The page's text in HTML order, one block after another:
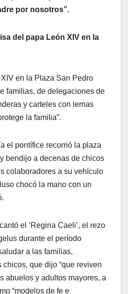
por nosotros”.
del papa León XIV en la
en la Plaza San Pedro
familias, de delegaciones de
y carteles con lemas
la familia”.
el pontífice recorrió la plaza
bendijo a decenas de chicos
colaboradores a su vehículo
chocó la mano con un
el ‘Regina Caeli’, el rezo
durante el período
a las familias,
que dijo “que reviven
abuelos y adultos mayores, a
“modelos de fe e